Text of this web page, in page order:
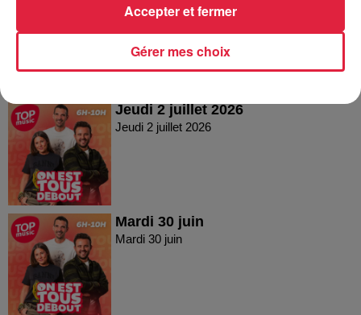
Vendredi 03 juillet 2026
Jeudi 2 juillet 2026
Jeudi 2 juillet 2026
Mardi 30 juin
Mardi 30 juin
Gérer mes choix
Accepter et fermer